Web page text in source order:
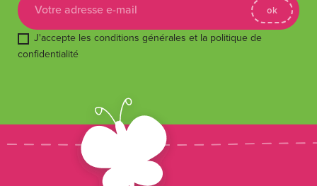
J'accepte les conditions générales et la politique de
confidentialité